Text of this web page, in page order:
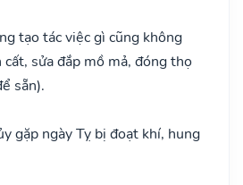
tạo tác việc gì cũng không
sửa đắp mồ mả, đóng thọ
sẵn).
gặp ngày Tỵ bị đoạt khí, hung